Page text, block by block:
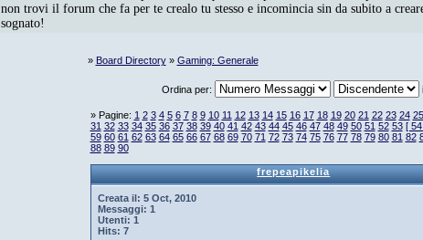
non trovi il forum che fa per te crealo tu stesso e incomincia sin da subito a
sognato!
» Board Directory» Gaming: Generale
Ordina per:
» Pagine: 1 2 3 4 5 6 7 8 9 10 11 12 13 14 15 16 17 18 19 20 21 22 23 24 25
31 32 33 34 35 36 37 38 39 40 41 42 43 44 45 46 47 48 49 50 51 52 53 [
59 60 61 62 63 64 65 66 67 68 69 70 71 72 73 74 75 76 77 78 79 80 81 82
88 89 90
frepeapikelia
Creata il: 5 Oct, 2010
Messaggi: 1
Utenti: 1
Hits: 7